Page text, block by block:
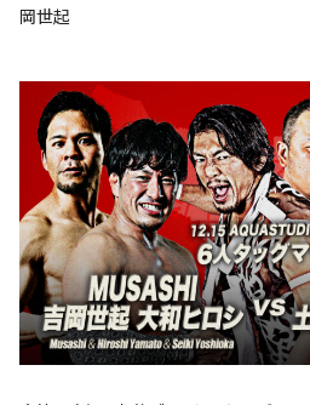
岡世起